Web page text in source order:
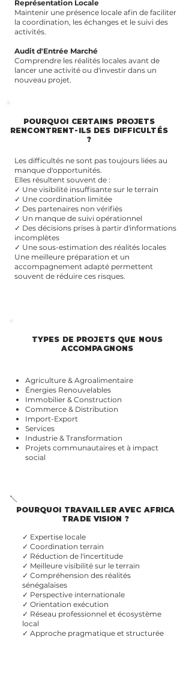
Représentation Locale
Maintenir une présence locale afin de faciliter
la coordination, les échanges et le suivi des
activités.
Audit d'Entrée Marché
Comprendre les réalités locales avant de
lancer une activité ou d'investir dans un
nouveau projet.
POURQUOI CERTAINS PROJETS
RENCONTRENT-ILS DES DIFFICULTÉS
?
Les difficultés ne sont pas toujours liées au
manque d'opportunités.
Elles résultent souvent de :
✓ Une visibilité insuffisante sur le terrain
✓ Une coordination limitée
✓ Des partenaires non vérifiés
✓ Un manque de suivi opérationnel
✓ Des décisions prises à partir d'informations
incomplètes
✓ Une sous-estimation des réalités locales
Une meilleure préparation et un
accompagnement adapté permettent
souvent de réduire ces risques.
TYPES DE PROJETS QUE NOUS
ACCOMPAGNONS
Agriculture & Agroalimentaire
Énergies Renouvelables
Immobilier & Construction
Commerce & Distribution
Import-Export
Services
Industrie & Transformation
Projets communautaires et à impact
social
POURQUOI TRAVAILLER AVEC AFRICA
TRADE VISION ?
✓ Expertise locale
✓ Coordination terrain
✓ Réduction de l'incertitude
✓ Meilleure visibilité sur le terrain
✓ Compréhension des réalités
sénégalaises
✓ Perspective internationale
✓ Orientation exécution
✓ Réseau professionnel et écosystème
local
✓ Approche pragmatique et structurée